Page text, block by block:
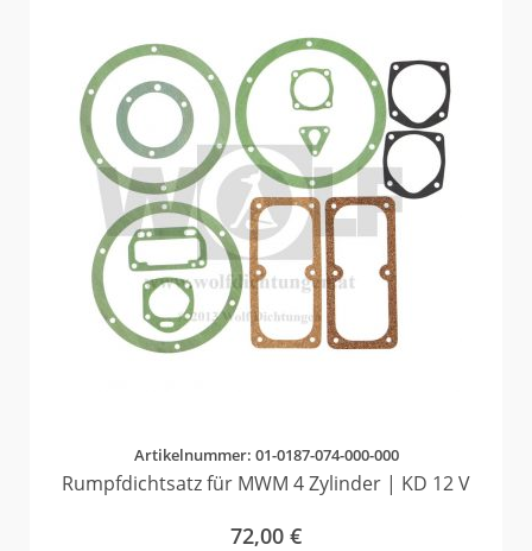
Artikelnummer: 01-0187-074-000-000
Rumpfdichtsatz für MWM 4 Zylinder | KD 12 V
72,00 €